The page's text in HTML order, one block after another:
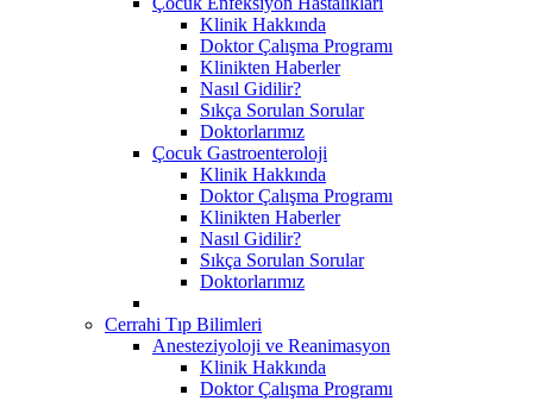
Klinik Hakkında
Doktor Çalışma Programı
Klinikten Haberler
Nasıl Gidilir?
Sıkça Sorulan Sorular
Doktorlarımız
Çocuk Gastroenteroloji
Klinik Hakkında
Doktor Çalışma Programı
Klinikten Haberler
Nasıl Gidilir?
Sıkça Sorulan Sorular
Doktorlarımız
Cerrahi Tıp Bilimleri
Anesteziyoloji ve Reanimasyon
Klinik Hakkında
Doktor Çalışma Programı